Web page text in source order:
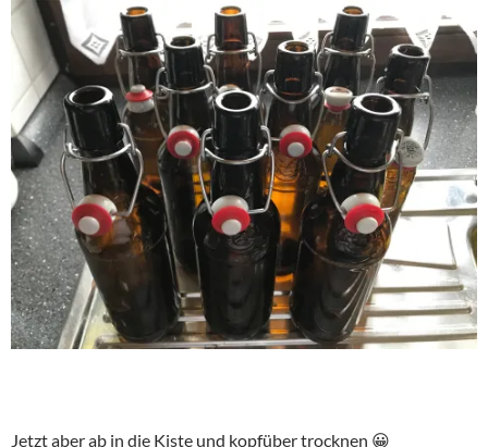
Jetzt aber ab in die Kiste und kopfüber trocknen 😀